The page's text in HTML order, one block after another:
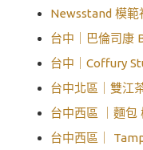
Newsstand 模範
台中｜巴倫司康
台中｜Coffury
台中北區｜雙江
台中西區 ｜麵包
台中西區｜